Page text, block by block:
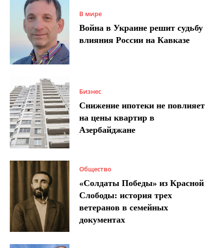
В мире
Война в Украине решит судьбу
влияния России на Кавказе
Бизнес
Снижение ипотеки не повлияет
на цены квартир в
Азербайджане
Общество
«Солдаты Победы» из Красной
Слободы: история трех
ветеранов в семейных
документах